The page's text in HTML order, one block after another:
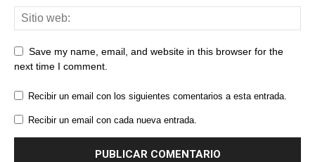
Save my name, email, and website in this browser for the
next time I comment.
Recibir un email con los siguientes comentarios a esta entrada.
Recibir un email con cada nueva entrada.